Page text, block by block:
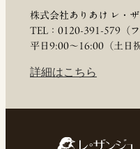
株式会社ありあけ レ・
TEL：0120-391-579（フ
平日9:00〜16:00（土日
詳細はこちら